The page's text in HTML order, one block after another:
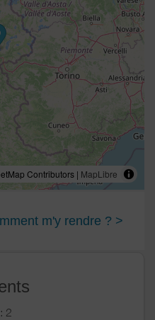
Contributors | MapLibre
m'y rendre ? >
2